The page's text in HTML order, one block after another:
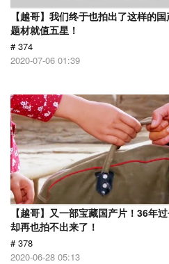
【越哥】我们终于也拍出了这样的
题材就值五星！
# 374
2020-07-06 01:39
【越哥】又一部宝藏国产片！36年
却再也拍不出来了！
# 378
2020-06-28 05:13